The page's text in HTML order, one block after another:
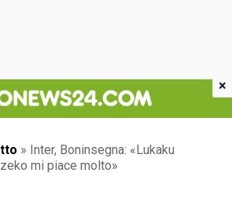
» Inter, Boninsegna: «Lukaku
mi piace molto»
×